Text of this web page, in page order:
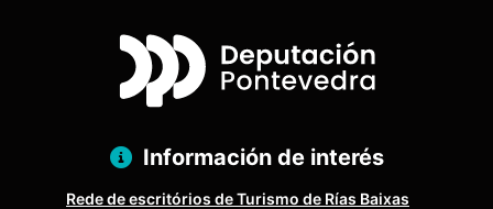
Información de interés
Rede de escritórios de Turismo de Rías Baixas